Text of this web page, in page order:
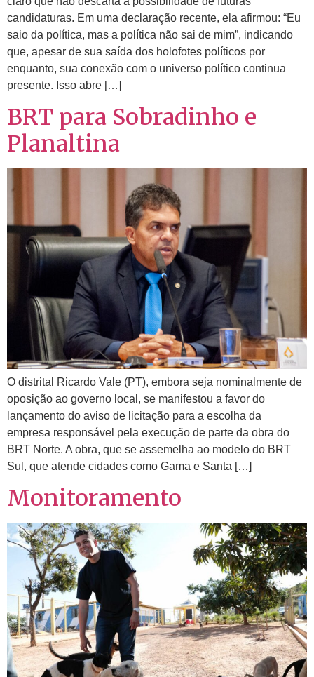
candidaturas. Em uma declaração recente, ela afirmou: “Eu
saio da política, mas a política não sai de mim”, indicando
que, apesar de sua saída dos holofotes políticos por
enquanto, sua conexão com o universo político continua
presente. Isso abre […]
BRT para Sobradinho e
Planaltina
O distrital Ricardo Vale (PT), embora seja nominalmente de
oposição ao governo local, se manifestou a favor do
lançamento do aviso de licitação para a escolha da
empresa responsável pela execução de parte da obra do
BRT Norte. A obra, que se assemelha ao modelo do BRT
Sul, que atende cidades como Gama e Santa […]
Monitoramento